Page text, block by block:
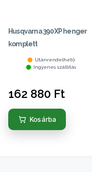
Husqvarna 390XP henger
komplett
Utánrendelhető
Ingyenes szállítás
162 880 Ft
Kosárba